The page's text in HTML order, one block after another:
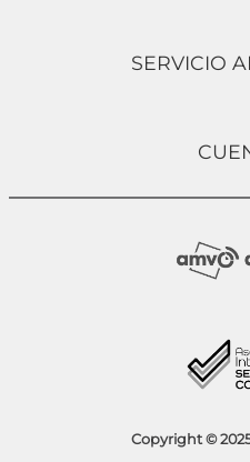
Compra
SERVICIO
Política de
Aviso de
Socios
Copyright ©